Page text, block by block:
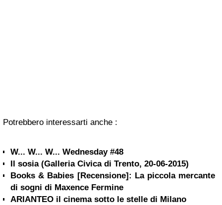
Potrebbero interessarti anche :
W... W... W... Wednesday #48
Il sosia (Galleria Civica di Trento, 20-06-2015)
Books & Babies [Recensione]: La piccola mercante
di sogni di Maxence Fermine
ARIANTEO il cinema sotto le stelle di Milano